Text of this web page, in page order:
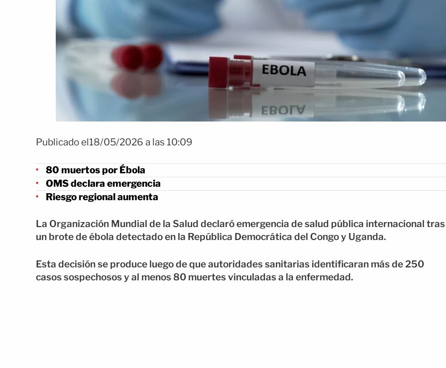
Publicado el18/05/2026 a las 10:09
80 muertos por Ébola
OMS declara emergencia
Riesgo regional aumenta
La Organización Mundial de la Salud declaró emergencia de salud pública internacional tras
un brote de ébola detectado en la República Democrática del Congo y Uganda.
Esta decisión se produce luego de que autoridades sanitarias identificaran más de 250
casos sospechosos y al menos 80 muertes vinculadas a la enfermedad.